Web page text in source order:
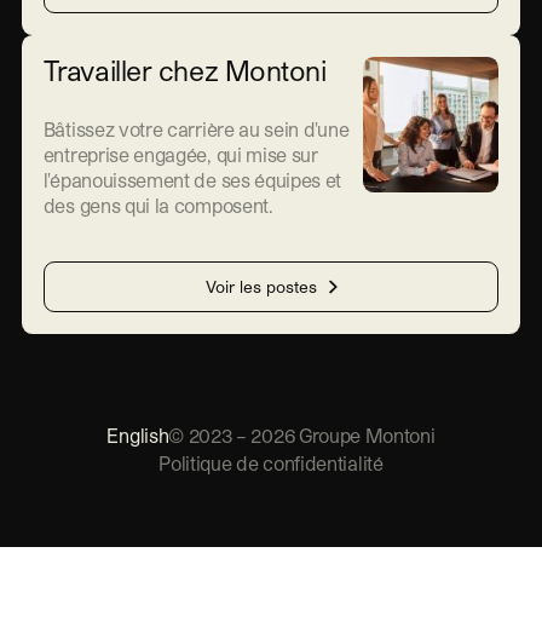
Travailler chez Montoni
Bâtissez votre carrière au sein d'une
entreprise engagée, qui mise sur
l'épanouissement de ses équipes et
des gens qui la composent.
Voir les postes
English© 2023– 2026 Groupe Montoni
Politique de confidentialité